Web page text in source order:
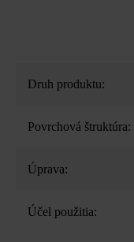
Druh produktu:
Povrchová štruktúra:
Úprava:
Účel použitia: